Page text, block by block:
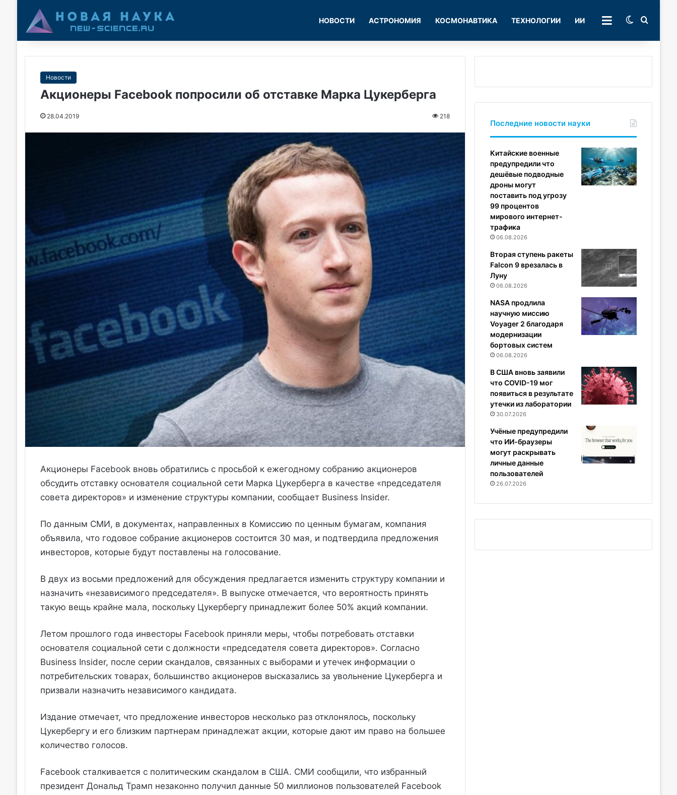
НОВОСТИ АСТРОНОМИЯ КОСМОНАВТИКА ТЕХНОЛОГИИ ИИ РУБРИКИSwitch skin
Новости
Акционеры Facebook попросили об отставке Марка Цукерберга
28.04.2019 218
Акционеры Facebook вновь обратились с просьбой к ежегодному собранию акционеров
обсудить отставку основателя социальной сети Марка Цукерберга в качестве «председателя
совета директоров» и изменение структуры компании, сообщает Business Insider.
По данным СМИ, в документах, направленных в Комиссию по ценным бумагам, компания
объявила, что годовое собрание акционеров состоится 30 мая, и подтвердила предложения
инвесторов, которые будут поставлены на голосование.
В двух из восьми предложений для обсуждения предлагается изменить структуру компании и
назначить «независимого председателя». В выпуске отмечается, что вероятность принять
такую ​​вещь крайне мала, поскольку Цукербергу принадлежит более 50% акций компании.
Летом прошлого года инвесторы Facebook приняли меры, чтобы потребовать отставки
основателя социальной сети с должности «председателя совета директоров». Согласно
Business Insider, после серии скандалов, связанных с выборами и утечек информации о
потребительских товарах, большинство акционеров высказались за увольнение Цукерберга и
призвали назначить независимого кандидата.
Издание отмечает, что предложение инвесторов несколько раз отклонялось, поскольку
Цукербергу и его близким партнерам принадлежат акции, которые дают им право на большее
количество голосов.
Facebook сталкивается с политическим скандалом в США. СМИ сообщили, что избранный
президент Дональд Трамп незаконно получил данные 50 миллионов пользователей Facebook
Последние новости науки
Китайские военные
предупредили что
дешёвые подводные
дроны могут
поставить под угрозу
99 процентов
мирового интернет-
трафика
06.08.2026
Вторая ступень ракеты
Falcon 9 врезалась в
Луну
06.08.2026
NASA продлила
научную миссию
Voyager 2 благодаря
модернизации
бортовых систем
06.08.2026
В США вновь заявили
что COVID-19 мог
появиться в результате
утечки из лаборатории
30.07.2026
Учёные предупредили
что ИИ-браузеры
могут раскрывать
личные данные
пользователей
26.07.2026